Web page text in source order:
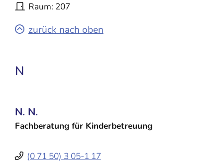
Raum 207
zurück nach oben
N
N. N.
Fachberatung für Kinderbetreuung
(0 71 50) 3 05-1 17